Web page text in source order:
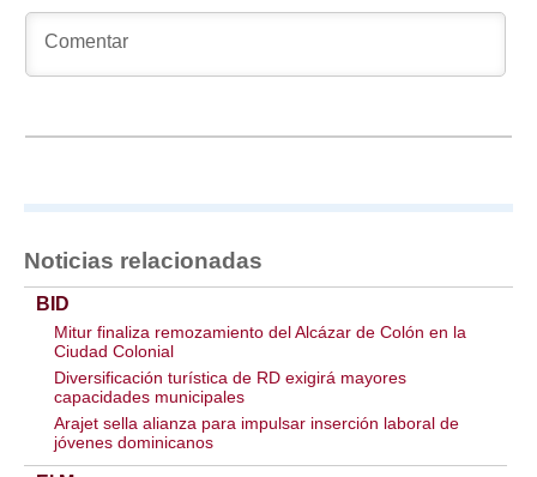
Noticias relacionadas
BID
Mitur finaliza remozamiento del Alcázar de Colón en la
Ciudad Colonial
Diversificación turística de RD exigirá mayores
capacidades municipales
Arajet sella alianza para impulsar inserción laboral de
jóvenes dominicanos